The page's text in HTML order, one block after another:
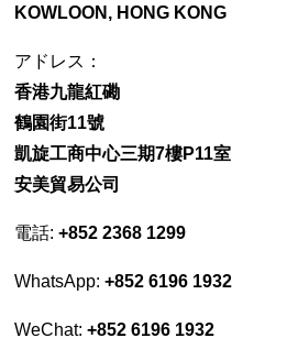
KOWLOON, HONG KONG
アドレス：
香港九龍紅磡
鶴園街11號
凱旋工商中心三期7樓P11室
安美貿易公司
電話: +852 2368 1299
WhatsApp: +852 6196 1932
WeChat: +852 6196 1932